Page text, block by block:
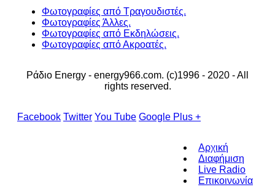
Φωτογραφίες από Τραγουδιστές.
Φωτογραφίες Άλλες.
Φωτογραφίες από Εκδηλώσεις.
Φωτογραφίες από Ακροατές.
Ράδιο Energy - energy966.com. (c)1996 - 2020 - All
rights reserved.
Facebook Twitter You Tube Google Plus +
Αρχική
Διαφήμιση
Live Radio
Επικοινωνία